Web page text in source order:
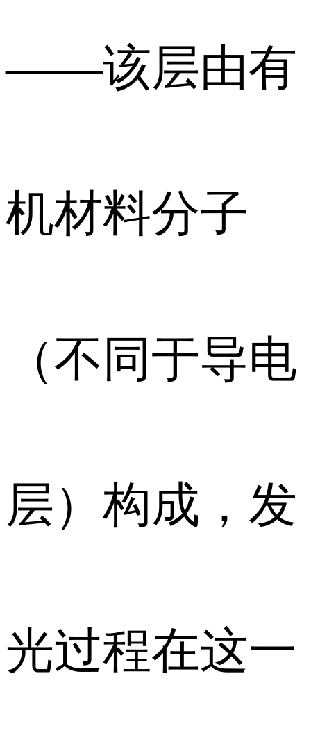
——该层由有
机材料分子
（不同于导电
层）构成，发
光过程在这一